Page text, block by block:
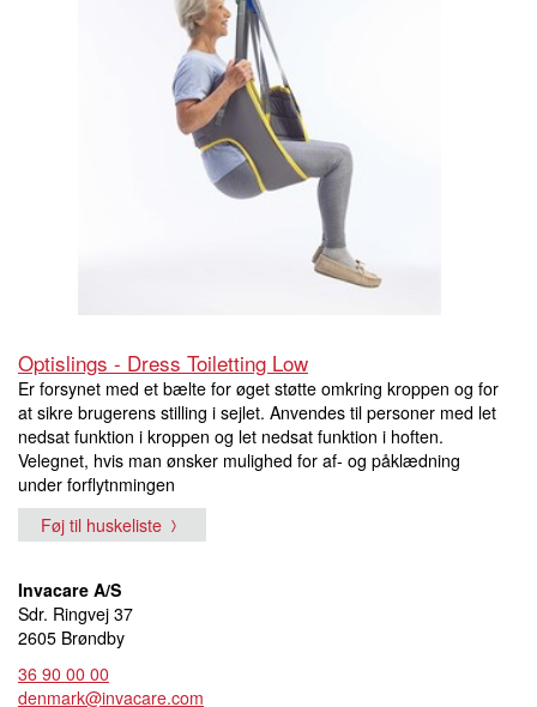
Optislings - Dress Toiletting Low
Er forsynet med et bælte for øget støtte omkring kroppen og for
at sikre brugerens stilling i sejlet. Anvendes til personer med let
nedsat funktion i kroppen og let nedsat funktion i hoften.
Velegnet, hvis man ønsker mulighed for af- og påklædning
under forflytnmingen
Føj til huskeliste
Invacare A/S
Sdr. Ringvej 37
2605 Brøndby
36 90 00 00
denmark@invacare.com